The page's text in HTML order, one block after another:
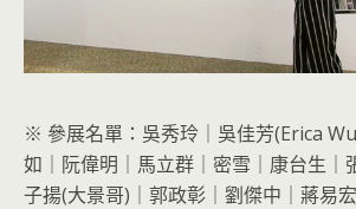
※ 參展名單：吳秀玲｜吳佳芳(Erica
如｜阮偉明｜馬立群｜密雪｜康台生｜
子揚(大景哥)｜郭政彰｜劉傑中｜蔣易